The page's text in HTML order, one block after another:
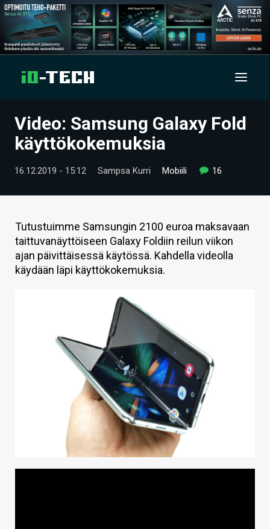
UUTISET
TIETOA
HINTA.FI
Video: Samsung Galaxy Fold
käyttökokemuksia
16.12.2019 - 15:12 Sampsa Kurri Mobiili 16
Tutustuimme Samsungin 2100 euroa maksavaan
taittuvanäyttöiseen Galaxy Foldiin reilun viikon
ajan päivittäisessä käytössä. Kahdella videolla
käydään läpi käyttökokemuksia.